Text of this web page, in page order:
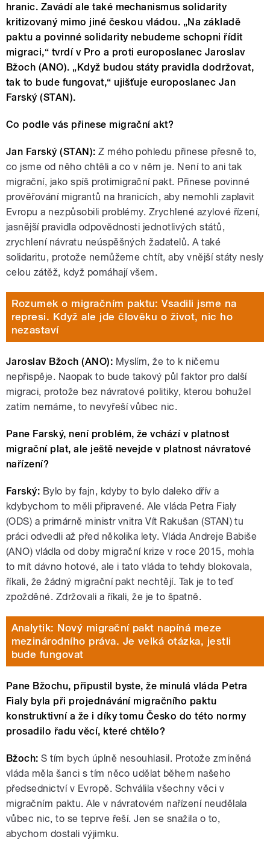
hranic. Zavádí ale také mechanismus solidarity
kritizovaný mimo jiné českou vládou. „Na základě
paktu a povinné solidarity nebudeme schopni řídit
migraci,“ tvrdí v Pro a proti europoslanec Jaroslav
Bžoch (ANO). „Když budou státy pravidla dodržovat,
tak to bude fungovat,“ ujišťuje europoslanec Jan
Farský (STAN).
Co podle vás přinese migrační akt?
Jan Farský (STAN): Z mého pohledu přinese přesně to,
co jsme od něho chtěli a co v něm je. Není to ani tak
migrační, jako spíš protimigrační pakt. Přinese povinné
prověřování migrantů na hranicích, aby nemohli zaplavit
Evropu a nezpůsobili problémy. Zrychlené azylové řízení,
jasnější pravidla odpovědnosti jednotlivých států,
zrychlení návratu neúspěšných žadatelů. A také
solidaritu, protože nemůžeme chtít, aby vnější státy nesly
celou zátěž, když pomáhají všem.
Rozumek o migračním paktu: Vsadili jsme na
represi. Když ale jde člověku o život, nic ho
nezastaví
Jaroslav Bžoch (ANO): Myslím, že to k ničemu
nepřispěje. Naopak to bude takový půl faktor pro další
migraci, protože bez návratové politiky, kterou bohužel
zatím nemáme, to nevyřeší vůbec nic.
Pane Farský, není problém, že vchází v platnost
migrační plat, ale ještě nevejde v platnost návratové
nařízení?
Farský: Bylo by fajn, kdyby to bylo daleko dřív a
kdybychom to měli připravené. Ale vláda Petra Fialy
(ODS) a primárně ministr vnitra Vít Rakušan (STAN) tu
práci odvedli až před několika lety. Vláda Andreje Babiše
(ANO) vládla od doby migrační krize v roce 2015, mohla
to mít dávno hotové, ale i tato vláda to tehdy blokovala,
říkali, že žádný migrační pakt nechtějí. Tak je to teď
zpožděné. Zdržovali a říkali, že je to špatně.
Analytik: Nový migrační pakt napíná meze
mezinárodního práva. Je velká otázka, jestli
bude fungovat
Pane Bžochu, připustil byste, že minulá vláda Petra
Fialy byla při projednávání migračního paktu
konstruktivní a že i díky tomu Česko do této normy
prosadilo řadu věcí, které chtělo?
Bžoch:S tím bych úplně nesouhlasil. Protože zmíněná
vláda měla šanci s tím něco udělat během našeho
předsednictví v Evropě. Schválila všechny věci v
migračním paktu. Ale v návratovém nařízení neudělala
vůbec nic, to se teprve řeší. Jen se snažila o to,
abychom dostali výjimku.